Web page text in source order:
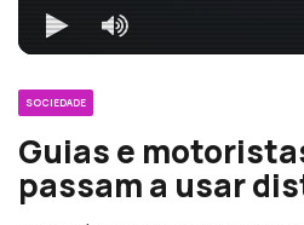
SOCIEDADE
Guias e
passam a usar